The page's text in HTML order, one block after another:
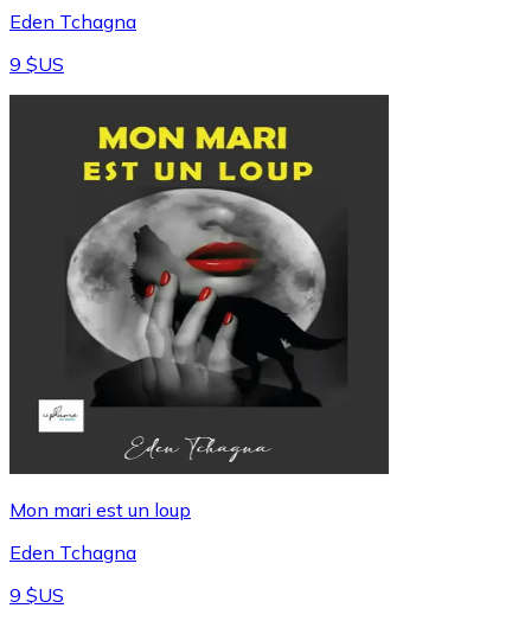
Eden Tchagna
9 $US
Mon mari est un loup
Eden Tchagna
9 $US